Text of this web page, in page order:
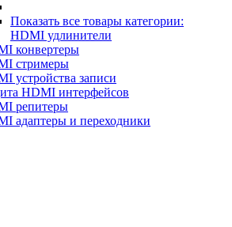
Показать все товары категории:
HDMI удлинители
конвертеры
стримеры
устройства записи
HDMI интерфейсов
репитеры
адаптеры и переходники